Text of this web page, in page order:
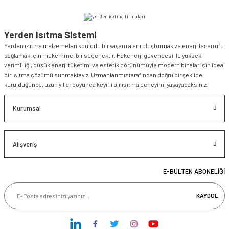
Yerden Isıtma Sistemi
Yerden ısıtma malzemeleri konforlu bir yaşam alanı oluşturmak ve enerji tasarrufu
sağlamak için mükemmel bir seçenektir. Hakenerji güvencesi ile yüksek
verimliliği, düşük enerji tüketimi ve estetik görünümüyle modern binalar için ideal
bir ısıtma çözümü sunmaktayız. Uzmanlarımız tarafından doğru bir şekilde
kurulduğunda, uzun yıllar boyunca keyifli bir ısıtma deneyimi yaşayacaksınız.
Kurumsal
Alışveriş
E-BÜLTEN ABONELİĞİ
KAYDOL